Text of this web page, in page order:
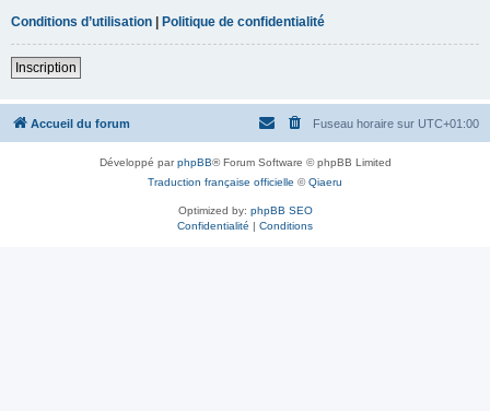
Conditions d’utilisation | Politique de confidentialité
Inscription
Accueil du forum Fuseau horaire sur UTC+01:00
Développé parphpBB® Forum Software © phpBB Limited
Traduction française officielle ©Qiaeru
Optimized by: phpBB SEO
Confidentialité | Conditions